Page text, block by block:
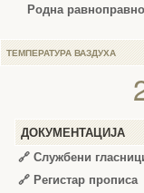
Родна
ТЕМПЕРАТУРА ВАЗДУХА
ДОКУМЕНТАЦИЈА
🔗 Службени
🔗 Регистар прописа